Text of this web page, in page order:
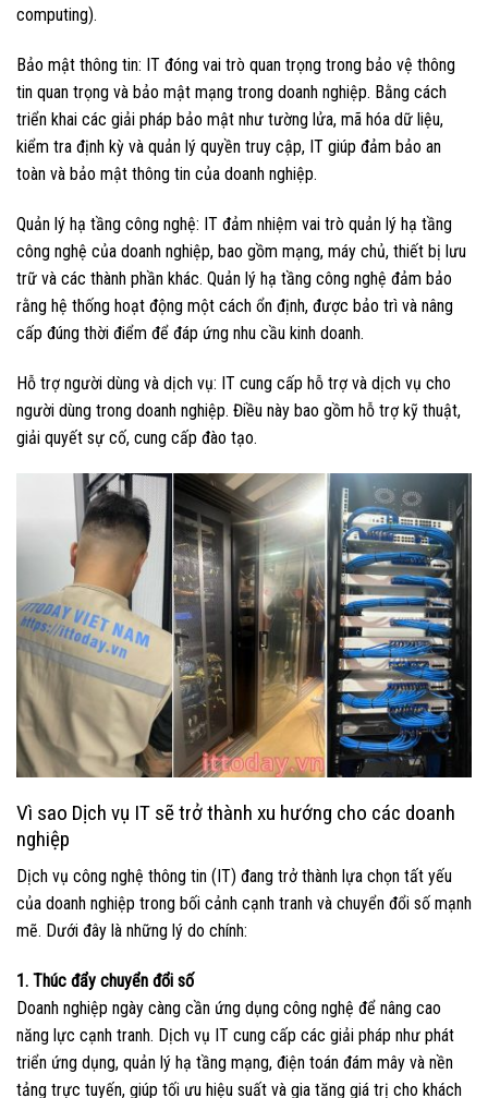
computing).
Bảo mật thông tin: IT đóng vai trò quan trọng trong bảo vệ thông
tin quan trọng và bảo mật mạng trong doanh nghiệp. Bằng cách
triển khai các giải pháp bảo mật như tường lửa, mã hóa dữ liệu,
kiểm tra định kỳ và quản lý quyền truy cập, IT giúp đảm bảo an
toàn và bảo mật thông tin của doanh nghiệp.
Quản lý hạ tầng công nghệ: IT đảm nhiệm vai trò quản lý hạ tầng
công nghệ của doanh nghiệp, bao gồm mạng, máy chủ, thiết bị lưu
trữ và các thành phần khác. Quản lý hạ tầng công nghệ đảm bảo
rằng hệ thống hoạt động một cách ổn định, được bảo trì và nâng
cấp đúng thời điểm để đáp ứng nhu cầu kinh doanh.
Hỗ trợ người dùng và dịch vụ: IT cung cấp hỗ trợ và dịch vụ cho
người dùng trong doanh nghiệp. Điều này bao gồm hỗ trợ kỹ thuật,
giải quyết sự cố, cung cấp đào tạo.
Vì sao Dịch vụ IT sẽ trở thành xu hướng cho các doanh
nghiệp
Dịch vụ công nghệ thông tin (IT) đang trở thành lựa chọn tất yếu
của doanh nghiệp trong bối cảnh cạnh tranh và chuyển đổi số mạnh
mẽ. Dưới đây là những lý do chính:
1. Thúc đẩy chuyển đổi số
Doanh nghiệp ngày càng cần ứng dụng công nghệ để nâng cao
năng lực cạnh tranh. Dịch vụ IT cung cấp các giải pháp như phát
triển ứng dụng, quản lý hạ tầng mạng, điện toán đám mây và nền
tảng trực tuyến, giúp tối ưu hiệu suất và gia tăng giá trị cho khách